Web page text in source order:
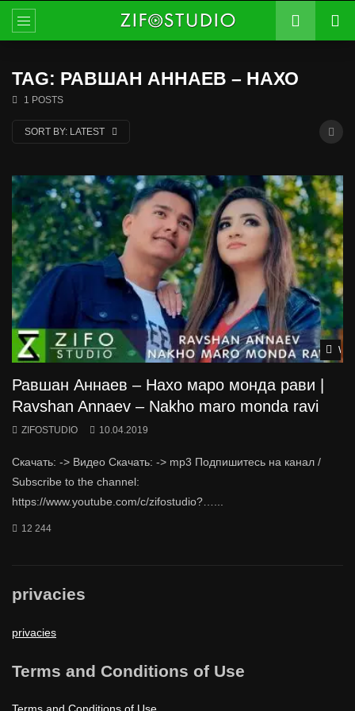
TAG: РАВШАН АННАЕВ – НАХО
1 POSTS
SORT BY: LATEST
Равшан Аннаев – Нахо маро монда рави |
Ravshan Annaev – Nakho maro monda ravi
ZIFOSTUDIO 10.04.2019
Скачать: -> Видео Скачать: -> mp3 Подпишитесь на канал /
Subscribe to the channel:
https://www.youtube.com/c/zifostudio?…...
12 244
privacies
privacies
Terms and Conditions of Use